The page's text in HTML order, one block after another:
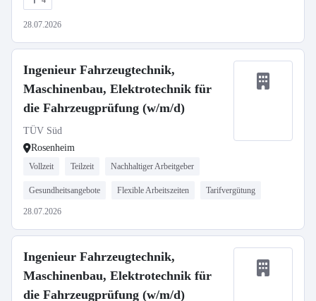
28.07.2026
Ingenieur Fahrzeugtechnik,
Maschinenbau, Elektrotechnik für
die Fahrzeugprüfung (w/m/d)
TÜV Süd
Rosenheim
Vollzeit Teilzeit Nachhaltiger Arbeitgeber
Gesundheitsangebote Flexible Arbeitszeiten Tarifvergütung
28.07.2026
Ingenieur Fahrzeugtechnik,
Maschinenbau, Elektrotechnik für
die Fahrzeugprüfung (w/m/d)